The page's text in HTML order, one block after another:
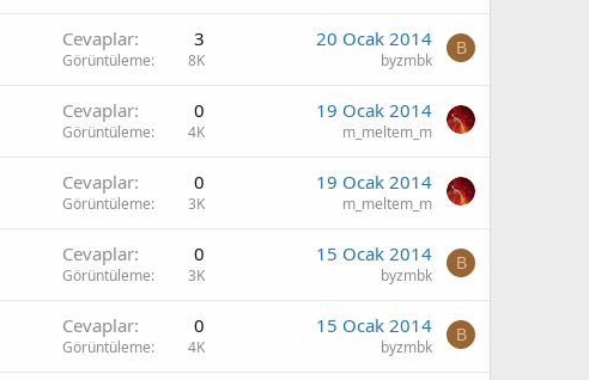
Cevaplar 3
Görüntüleme 8K
20 Ocak 2014
byzmbk
B
Cevaplar 0
Görüntüleme 4K
19 Ocak 2014
m_meltem_m
Cevaplar 0
Görüntüleme 3K
19 Ocak 2014
m_meltem_m
Cevaplar 0
Görüntüleme 3K
15 Ocak 2014
byzmbk
B
Cevaplar 0
Görüntüleme 4K
15 Ocak 2014
byzmbk
B